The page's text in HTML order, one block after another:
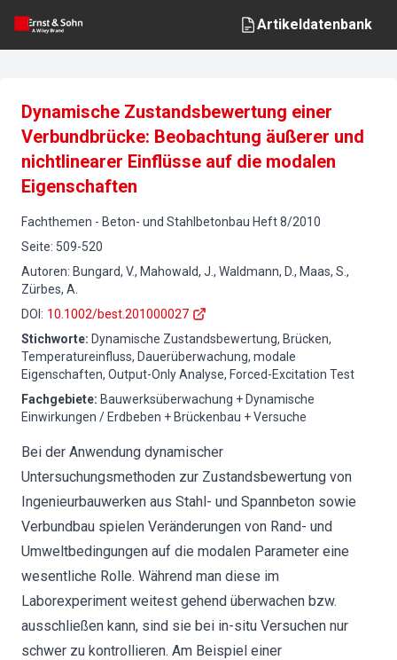
Artikeldatenbank
Dynamische Zustandsbewertung einer
Verbundbrücke: Beobachtung äußerer und
nichtlinearer Einflüsse auf die modalen
Eigenschaften
Fachthemen - Beton- und Stahlbetonbau Heft8/2010
Seite: 509-520
Autoren: Bungard, V., Mahowald, J., Waldmann, D., Maas, S.,
Zürbes, A.
DOI : 10.1002/best.201000027
Stichworte: Dynamische Zustandsbewertung, Brücken,
Temperatureinfluss, Dauerüberwachung, modale
Eigenschaften, Output-Only Analyse, Forced-Excitation Test
Fachgebiete: Bauwerksüberwachung + Dynamische
Einwirkungen / Erdbeben + Brückenbau + Versuche
Bei der Anwendung dynamischer
Untersuchungsmethoden zur Zustandsbewertung von
Ingenieurbauwerken aus Stahl- und Spannbeton sowie
Verbundbau spielen Veränderungen von Rand- und
Umweltbedingungen auf die modalen Parameter eine
wesentliche Rolle. Während man diese im
Laborexperiment weitest gehend überwachen bzw.
ausschließen kann, sind sie bei in-situ Versuchen nur
schwer zu kontrollieren. Am Beispiel einer